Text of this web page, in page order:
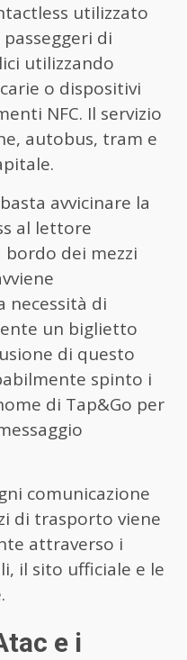
utilizzato
di
utilizzando
o dispositivi
NFC. Il servizio
autobus, tram e
avvicinare la
al lettore
dei mezzi
necessità di
un biglietto
di questo
spinto i
di Tap&Go per
comunicazione
di trasporto viene
attraverso i
il sito ufficiale e le
e i